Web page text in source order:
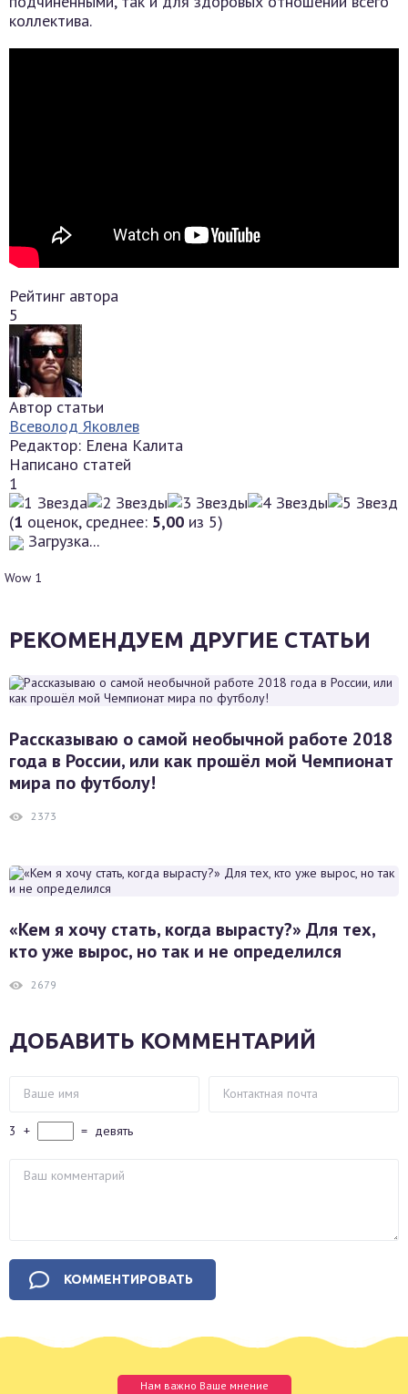
коллектива.
Рейтинг автора
5
Автор статьи
Всеволод Яковлев
Редактор: Елена Калита
Написано статей
1
(1 оценок, среднее: 5,00 из 5)
Загрузка...
Wow 1
РЕКОМЕНДУЕМ ДРУГИЕ СТАТЬИ
Рассказываю о самой необычной работе 2018
года в России, или как прошёл мой Чемпионат
мира по футболу!
2373
«Кем я хочу стать, когда вырасту?» Для тех,
кто уже вырос, но так и не определился
2679
ДОБАВИТЬ КОММЕНТАРИЙ
3 + = девять
Нам важно Ваше мнение